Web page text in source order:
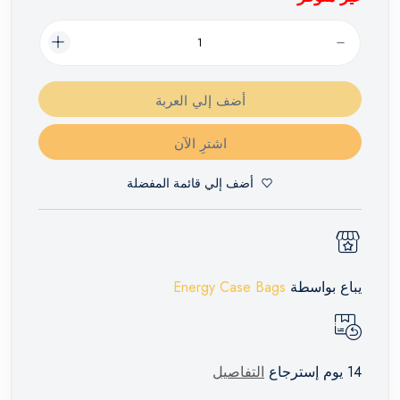
أضف إلي العربة
اشترِ الآن
أضف إلي قائمة المفضلة
يباع بواسطة Energy Case Bags
14 يوم إسترجاع التفاصيل